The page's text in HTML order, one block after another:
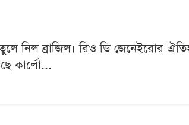
নিল ব্রাজিল। রিও ডি জেনেইরোর
কার্লো...